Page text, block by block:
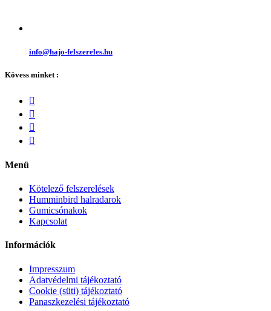
info@hajo-felszereles.hu
Kövess minket :
Menü
Kötelező felszerelések
Humminbird halradarok
Gumicsónakok
Kapcsolat
Információk
Impresszum
Adatvédelmi tájékoztató
Cookie (süti) tájékoztató
Panaszkezelési tájékoztató